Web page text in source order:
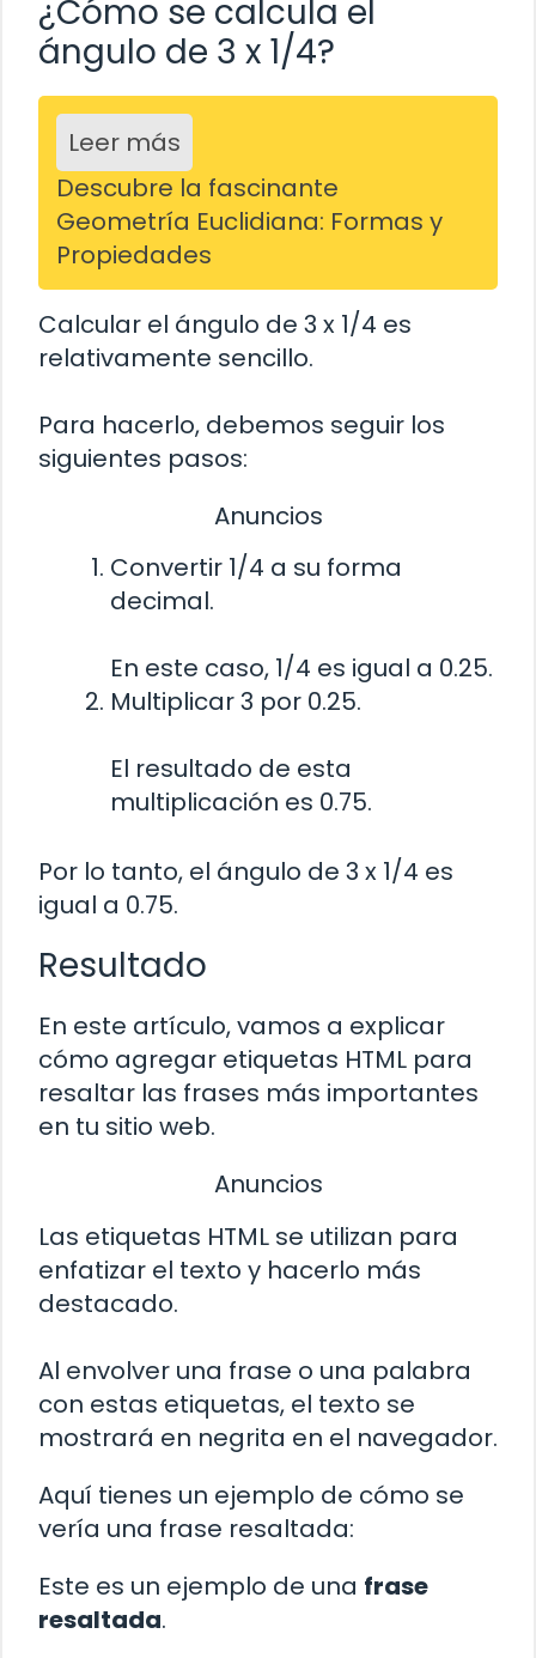
¿Cómo se calcula el
ángulo de 3 x 1/4?
Leer más
Descubre la fascinante
Geometría Euclidiana: Formas y
Propiedades
Calcular el ángulo de 3 x 1/4 es
relativamente sencillo.
Para hacerlo, debemos seguir los
siguientes pasos:
Anuncios
Convertir 1/4 a su forma
decimal.
En este caso, 1/4 es igual a 0.25.
Multiplicar 3 por 0.25.
El resultado de esta
multiplicación es 0.75.
Por lo tanto, el ángulo de 3 x 1/4 es
igual a 0.75.
Resultado
En este artículo, vamos a explicar
cómo agregar etiquetas HTML para
resaltar las frases más importantes
en tu sitio web.
Anuncios
Las etiquetas HTML se utilizan para
enfatizar el texto y hacerlo más
destacado.
Al envolver una frase o una palabra
con estas etiquetas, el texto se
mostrará en negrita en el navegador.
Aquí tienes un ejemplo de cómo se
vería una frase resaltada:
Este es un ejemplo de una frase
resaltada.